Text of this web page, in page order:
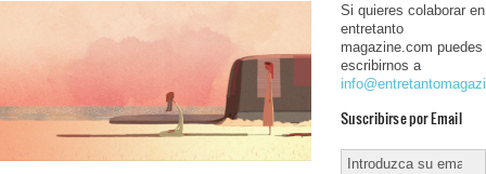
Si quieres colaborar en
entretanto
magazine.com puedes
escribirnos a
Suscribirse por Email